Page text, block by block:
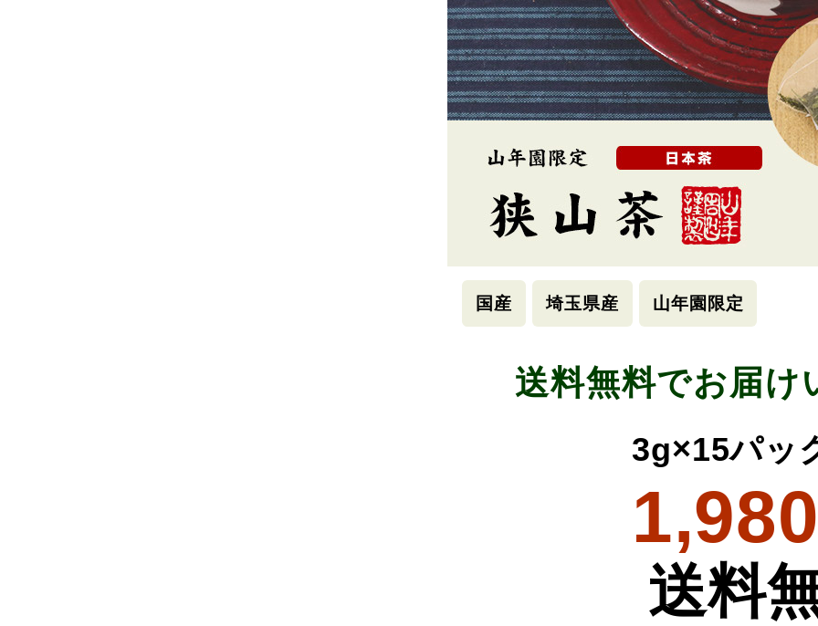
国産 埼玉県産 山年園限定
送料無料でお届け
3g×15パッ
送料